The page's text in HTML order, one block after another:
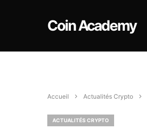
Coin Academy
Accueil Actualités Crypto
ACTUALITÉS CRYPTO